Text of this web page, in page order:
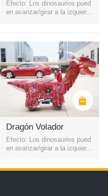
Efecto: Los dinosaurios pued
en avanzar/girar a la izquierd
QR o control remoto. Cuatro f
aros
Dragón Volador
Efecto: Los dinosaurios pued
en avanzar/girar a la izquierd